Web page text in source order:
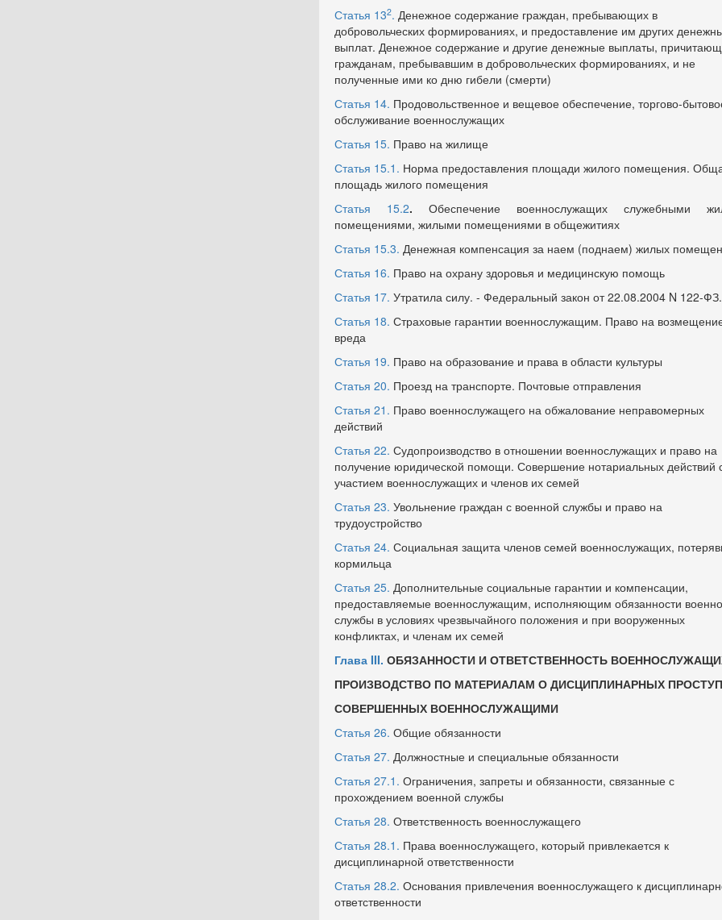
Статья 132. Денежное содержание граждан, пребывающих в
добровольческих формированиях, и предоставление им других
выплат. Денежное содержание и другие денежные выплаты,
гражданам, пребывавшим в добровольческих формированиях, и не
полученные ими ко дню гибели (смерти)
Статья 14. Продовольственное и вещевое обеспечение, торгово-
обслуживание военнослужащих
Статья 15. Право на жилище
Статья 15.1. Норма предоставления площади жилого помещения.
площадь жилого помещения
Статья 15.2. Обеспечение военнослужащих служебными
помещениями, жилыми помещениями в общежитиях
Статья 15.3. Денежная компенсация за наем (поднаем) жилых
Статья 16. Право на охрану здоровья и медицинскую помощь
Статья 17. Утратила силу. - Федеральный закон от 22.08.2004 N 122-ФЗ.
Статья 18. Страховые гарантии военнослужащим. Право на
вреда
Статья 19. Право на образование и права в области культуры
Статья 20. Проезд на транспорте. Почтовые отправления
Статья 21. Право военнослужащего на обжалование неправомерных
действий
Статья 22. Судопроизводство в отношении военнослужащих и право на
получение юридической помощи. Совершение нотариальных действий
участием военнослужащих и членов их семей
Статья 23. Увольнение граждан с военной службы и право на
трудоустройство
Статья 24. Социальная защита членов семей военнослужащих,
кормильца
Статья 25. Дополнительные социальные гарантии и компенсации,
предоставляемые военнослужащим, исполняющим обязанности
службы в условиях чрезвычайного положения и при вооруженных
конфликтах, и членам их семей
Глава III. ОБЯЗАННОСТИ И ОТВЕТСТВЕННОСТЬ
ПРОИЗВОДСТВО ПО МАТЕРИАЛАМ О ДИСЦИПЛИНАРНЫХ
СОВЕРШЕННЫХ ВОЕННОСЛУЖАЩИМИ
Статья 26. Общие обязанности
Статья 27. Должностные и специальные обязанности
Статья 27.1. Ограничения, запреты и обязанности, связанные с
прохождением военной службы
Статья 28. Ответственность военнослужащего
Статья 28.1. Права военнослужащего, который привлекается к
дисциплинарной ответственности
Статья 28.2. Основания привлечения военнослужащего к
ответственности